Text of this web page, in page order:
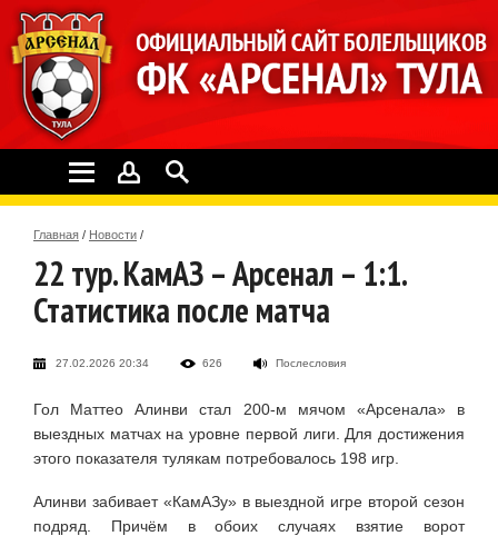
Главная / Новости /
22 тур. КамАЗ – Арсенал – 1:1.
Статистика после матча
27.02.2026 20:34 626 Послесловия
Гол Маттео Алинви стал 200-м мячом «Арсенала» в
выездных матчах на уровне первой лиги. Для достижения
этого показателя тулякам потребовалось 198 игр.
Алинви забивает «КамАЗу» в выездной игре второй сезон
подряд. Причём в обоих случаях взятие ворот